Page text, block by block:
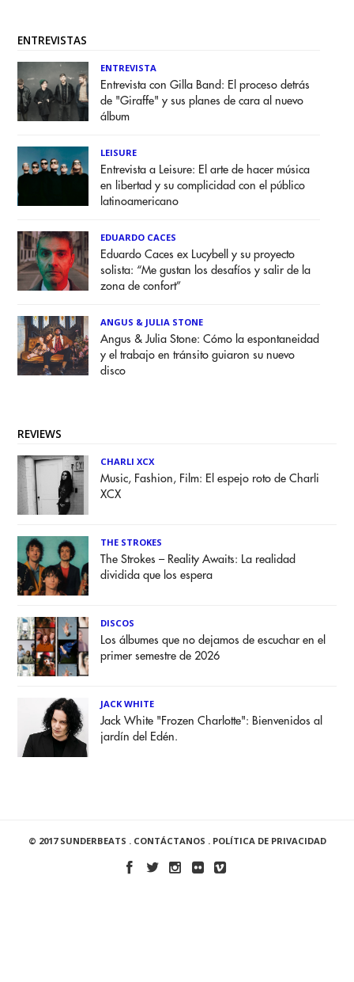
ENTREVISTAS
ENTREVISTA
Entrevista con Gilla Band: El proceso detrás
de "Giraffe" y sus planes de cara al nuevo
álbum
LEISURE
Entrevista a Leisure: El arte de hacer música
en libertad y su complicidad con el público
latinoamericano
EDUARDO CACES
Eduardo Caces ex Lucybell y su proyecto
solista: “Me gustan los desafíos y salir de la
zona de confort”
ANGUS & JULIA STONE
Angus & Julia Stone: Cómo la espontaneidad
y el trabajo en tránsito guiaron su nuevo
disco
REVIEWS
CHARLI XCX
Music, Fashion, Film: El espejo roto de Charli
XCX
THE STROKES
The Strokes – Reality Awaits: La realidad
dividida que los espera
DISCOS
Los álbumes que no dejamos de escuchar en el
primer semestre de 2026
JACK WHITE
Jack White "Frozen Charlotte": Bienvenidos al
jardín del Edén.
© 2017 SUNDERBEATS . CONTÁCTANOS . POLÍTICA DE PRIVACIDAD